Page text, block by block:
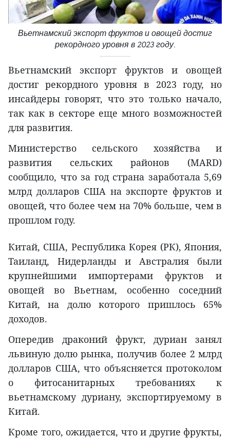
Вьетнамский экспорт фруктов и овощей достиг
рекордного уровня в 2023 году.
Вьетнамский экспорт фруктов и овощей
достиг рекордного уровня в 2023 году, но
инсайдеры говорят, что это только начало,
так как в секторе еще много возможностей
для развития.
Министерство сельского хозяйства и
развития сельских районов (MARD)
сообщило, что за год страна заработала 5,69
млрд долларов США на экспорте фруктов и
овощей, что более чем на 70% больше, чем в
прошлом году.
Китай, США, Республика Корея (РК), Япония,
Таиланд, Нидерланды и Австралия были
крупнейшими импортерами фруктов и
овощей во Вьетнам, особенно соседний
Китай, на долю которого пришлось 65%
доходов.
Опередив драконий фрукт, дуриан занял
львиную долю рынка, получив более 2 млрд
долларов США, что объясняется протоколом
о фитосанитарных требованиях к
вьетнамскому дуриану, экспортируемому в
Китай.
Кроме того, ожидается, что и другие фрукты,